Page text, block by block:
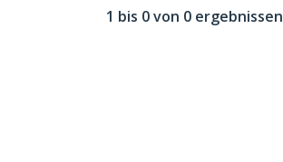
1 bis 0 von 0 ergebnissen